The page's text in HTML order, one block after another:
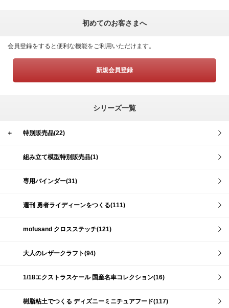
初めてのお客さまへ
会員登録をすると便利な機能をご利用いただけます。
新規会員登録
シリーズ一覧
＋ 特別販売品(22)
組み立て模型特別販売品(1)
専用バインダー(31)
週刊 勇者ライディーンをつくる(111)
mofusand クロスステッチ(121)
大人のレザークラフト(94)
1/18エクストラスケール 国産名車コレクション(16)
樹脂粘土でつくる ディズニーミニチュアフード(117)